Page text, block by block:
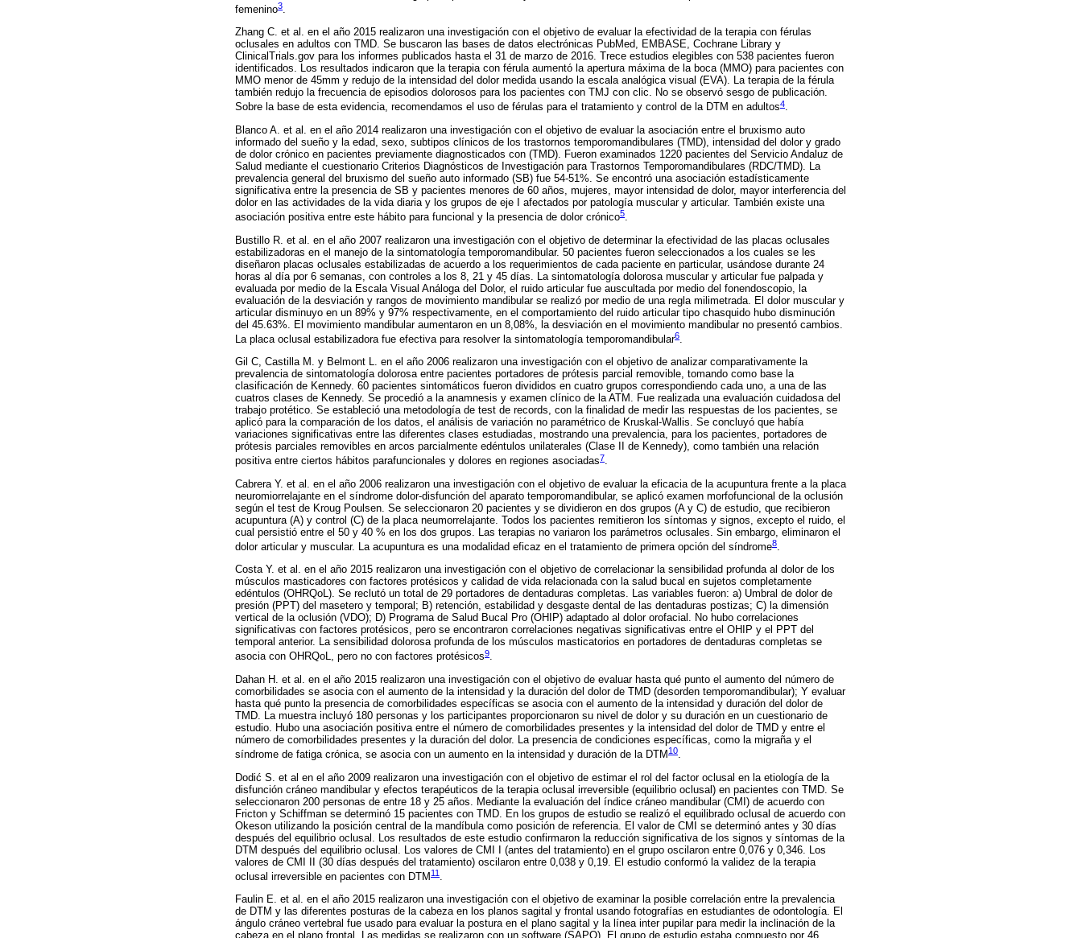
femenino3.
Zhang C. et al. en el año 2015 realizaron una investigación con el objetivo de evaluar la efectividad de la terapia con férulas
oclusales en adultos con TMD. Se buscaron las bases de datos electrónicas PubMed, EMBASE, Cochrane Library y
ClinicalTrials.gov para los informes publicados hasta el 31 de marzo de 2016. Trece estudios elegibles con 538 pacientes fueron
identificados. Los resultados indicaron que la terapia con férula aumentó la apertura máxima de la boca (MMO) para pacientes con
MMO menor de 45mm y redujo de la intensidad del dolor medida usando la escala analógica visual (EVA). La terapia de la férula
también redujo la frecuencia de episodios dolorosos para los pacientes con TMJ con clic. No se observó sesgo de publicación.
Sobre la base de esta evidencia, recomendamos el uso de férulas para el tratamiento y control de la DTM en adultos4.
Blanco A. et al. en el año 2014 realizaron una investigación con el objetivo de evaluar la asociación entre el bruxismo auto
informado del sueño y la edad, sexo, subtipos clínicos de los trastornos temporomandibulares (TMD), intensidad del dolor y grado
de dolor crónico en pacientes previamente diagnosticados con (TMD). Fueron examinados 1220 pacientes del Servicio Andaluz de
Salud mediante el cuestionario Criterios Diagnósticos de Investigación para Trastornos Temporomandibulares (RDC/TMD). La
prevalencia general del bruxismo del sueño auto informado (SB) fue 54-51%. Se encontró una asociación estadísticamente
significativa entre la presencia de SB y pacientes menores de 60 años, mujeres, mayor intensidad de dolor, mayor interferencia del
dolor en las actividades de la vida diaria y los grupos de eje I afectados por patología muscular y articular. También existe una
asociación positiva entre este hábito para funcional y la presencia de dolor crónico5.
Bustillo R. et al. en el año 2007 realizaron una investigación con el objetivo de determinar la efectividad de las placas oclusales
estabilizadoras en el manejo de la sintomatología temporomandibular. 50 pacientes fueron seleccionados a los cuales se les
diseñaron placas oclusales estabilizadas de acuerdo a los requerimientos de cada paciente en particular, usándose durante 24
horas al día por 6 semanas, con controles a los 8, 21 y 45 días. La sintomatología dolorosa muscular y articular fue palpada y
evaluada por medio de la Escala Visual Análoga del Dolor, el ruido articular fue auscultada por medio del fonendoscopio, la
evaluación de la desviación y rangos de movimiento mandibular se realizó por medio de una regla milimetrada. El dolor muscular y
articular disminuyo en un 89% y 97% respectivamente, en el comportamiento del ruido articular tipo chasquido hubo disminución
del 45.63%. El movimiento mandibular aumentaron en un 8,08%, la desviación en el movimiento mandibular no presentó cambios.
La placa oclusal estabilizadora fue efectiva para resolver la sintomatología temporomandibular6.
Gil C, Castilla M. y Belmont L. en el año 2006 realizaron una investigación con el objetivo de analizar comparativamente la
prevalencia de sintomatología dolorosa entre pacientes portadores de prótesis parcial removible, tomando como base la
clasificación de Kennedy. 60 pacientes sintomáticos fueron divididos en cuatro grupos correspondiendo cada uno, a una de las
cuatros clases de Kennedy. Se procedió a la anamnesis y examen clínico de la ATM. Fue realizada una evaluación cuidadosa del
trabajo protético. Se estableció una metodología de test de records, con la finalidad de medir las respuestas de los pacientes, se
aplicó para la comparación de los datos, el análisis de variación no paramétrico de Kruskal-Wallis. Se concluyó que había
variaciones significativas entre las diferentes clases estudiadas, mostrando una prevalencia, para los pacientes, portadores de
prótesis parciales removibles en arcos parcialmente edéntulos unilaterales (Clase II de Kennedy), como también una relación
positiva entre ciertos hábitos parafuncionales y dolores en regiones asociadas7.
Cabrera Y. et al. en el año 2006 realizaron una investigación con el objetivo de evaluar la eficacia de la acupuntura frente a la placa
neuromiorrelajante en el síndrome dolor-disfunción del aparato temporomandibular, se aplicó examen morfofuncional de la oclusión
según el test de Kroug Poulsen. Se seleccionaron 20 pacientes y se dividieron en dos grupos (A y C) de estudio, que recibieron
acupuntura (A) y control (C) de la placa neumorrelajante. Todos los pacientes remitieron los síntomas y signos, excepto el ruido, el
cual persistió entre el 50 y 40 % en los dos grupos. Las terapias no variaron los parámetros oclusales. Sin embargo, eliminaron el
dolor articular y muscular. La acupuntura es una modalidad eficaz en el tratamiento de primera opción del síndrome8.
Costa Y. et al. en el año 2015 realizaron una investigación con el objetivo de correlacionar la sensibilidad profunda al dolor de los
músculos masticadores con factores protésicos y calidad de vida relacionada con la salud bucal en sujetos completamente
edéntulos (OHRQoL). Se reclutó un total de 29 portadores de dentaduras completas. Las variables fueron: a) Umbral de dolor de
presión (PPT) del masetero y temporal; B) retención, estabilidad y desgaste dental de las dentaduras postizas; C) la dimensión
vertical de la oclusión (VDO); D) Programa de Salud Bucal Pro (OHIP) adaptado al dolor orofacial. No hubo correlaciones
significativas con factores protésicos, pero se encontraron correlaciones negativas significativas entre el OHIP y el PPT del
temporal anterior. La sensibilidad dolorosa profunda de los músculos masticatorios en portadores de dentaduras completas se
asocia con OHRQoL, pero no con factores protésicos9.
Dahan H. et al. en el año 2015 realizaron una investigación con el objetivo de evaluar hasta qué punto el aumento del número de
comorbilidades se asocia con el aumento de la intensidad y la duración del dolor de TMD (desorden temporomandibular); Y evaluar
hasta qué punto la presencia de comorbilidades específicas se asocia con el aumento de la intensidad y duración del dolor de
TMD. La muestra incluyó 180 personas y los participantes proporcionaron su nivel de dolor y su duración en un cuestionario de
estudio. Hubo una asociación positiva entre el número de comorbilidades presentes y la intensidad del dolor de TMD y entre el
número de comorbilidades presentes y la duración del dolor. La presencia de condiciones específicas, como la migraña y el
síndrome de fatiga crónica, se asocia con un aumento en la intensidad y duración de la DTM 10.
Dodić S. et al en el año 2009 realizaron una investigación con el objetivo de estimar el rol del factor oclusal en la etiología de la
disfunción cráneo mandibular y efectos terapéuticos de la terapia oclusal irreversible (equilibrio oclusal) en pacientes con TMD. Se
seleccionaron 200 personas de entre 18 y 25 años. Mediante la evaluación del índice cráneo mandibular (CMI) de acuerdo con
Fricton y Schiffman se determinó 15 pacientes con TMD. En los grupos de estudio se realizó el equilibrado oclusal de acuerdo con
Okeson utilizando la posición central de la mandíbula como posición de referencia. El valor de CMI se determinó antes y 30 días
después del equilibrio oclusal. Los resultados de este estudio confirmaron la reducción significativa de los signos y síntomas de la
DTM después del equilibrio oclusal. Los valores de CMI I (antes del tratamiento) en el grupo oscilaron entre 0,076 y 0,346. Los
valores de CMI II (30 días después del tratamiento) oscilaron entre 0,038 y 0,19. El estudio conformó la validez de la terapia
oclusal irreversible en pacientes con DTM 11
Faulin E. et al. en el año 2015 realizaron una investigación con el objetivo de examinar la posible correlación entre la prevalencia
de DTM y las diferentes posturas de la cabeza en los planos sagital y frontal usando fotografías en estudiantes de odontología. El
ángulo cráneo vertebral fue usado para evaluar la postura en el plano sagital y la línea inter pupilar para medir la inclinación de la
cabeza en el plano frontal. Las medidas se realizaron con un software (SAPO). El grupo de estudio estaba compuesto por 46